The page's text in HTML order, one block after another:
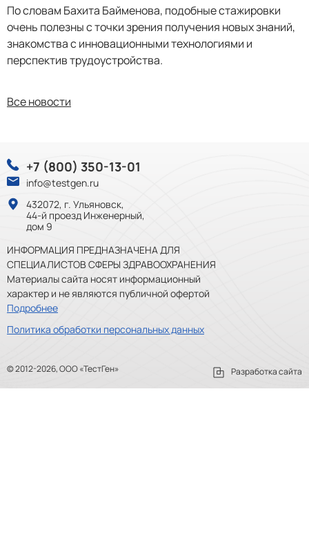
По словам Бахита Байменова, подобные стажировки
очень полезны с точки зрения получения новых знаний,
знакомства с инновационными технологиями и
перспектив трудоустройства.
Все новости
ИНФОРМАЦИЯ ПРЕДНАЗНАЧЕНА ДЛЯ
СПЕЦИАЛИСТОВ СФЕРЫ ЗДРАВООХРАНЕНИЯ
Материалы сайта носят информационный
характер и не являются публичной офертой
Подробнее
Политика обработки персональных данных
+7 (800) 350-13-01
info@testgen.ru
432072, г. Ульяновск,
44-й проезд Инженерный,
дом 9
© 2012-2026, ООО «ТестГен» Разработка сайта